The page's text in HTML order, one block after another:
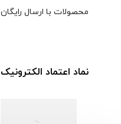
محصولات با ارسال رایگان
نماد اعتماد الکترونیک